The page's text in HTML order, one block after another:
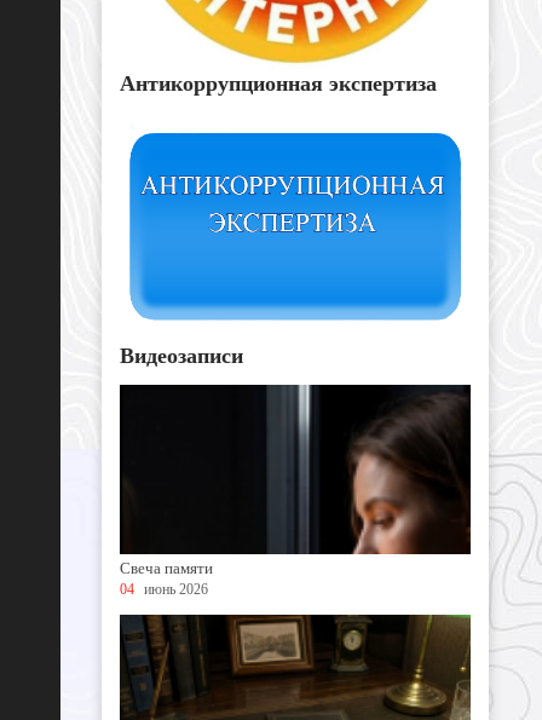
Антикоррупционная экспертиза
Видеозаписи
Свеча памяти
04 июнь 2026